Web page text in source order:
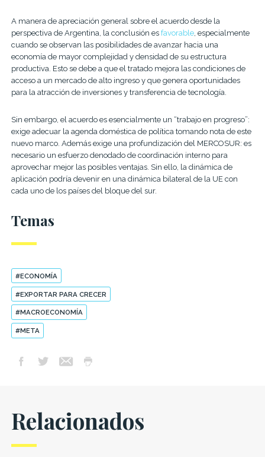
A manera de apreciación general sobre el acuerdo desde la
perspectiva de Argentina, la conclusión es favorable, especialmente
cuando se observan las posibilidades de avanzar hacia una
economía de mayor complejidad y densidad de su estructura
productiva. Esto se debe a que el tratado mejora las condiciones de
acceso a un mercado de alto ingreso y que genera oportunidades
para la atracción de inversiones y transferencia de tecnología.
Sin embargo, el acuerdo es esencialmente un “trabajo en progreso”:
exige adecuar la agenda doméstica de política tomando nota de este
nuevo marco. Además exige una profundización del MERCOSUR: es
necesario un esfuerzo denodado de coordinación interno para
aprovechar mejor las posibles ventajas. Sin ello, la dinámica de
aplicación podría devenir en una dinámica bilateral de la UE con
cada uno de los países del bloque del sur.
Temas
#ECONOMÍA
#EXPORTAR PARA CRECER
#MACROECONOMÍA
#META
Relacionados